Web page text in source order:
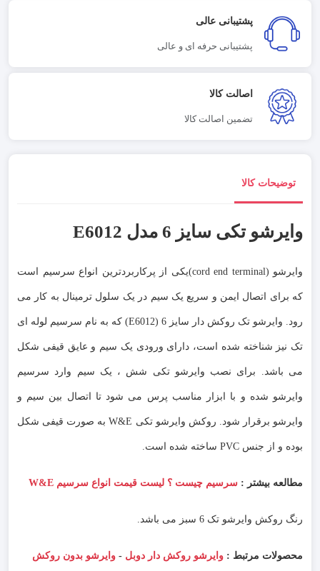
پشتیبانی عالی
پشتیبانی حرفه ای و عالی
اصالت کالا
تضمین اصالت کالا
توضیحات کالا
وایرشو تکی سایز 6 مدل E6012
وایرشو (cord end terminal)یکی از پرکاربردترین انواع سرسیم است
که برای اتصال ایمن و سریع یک سیم در یک سلول ترمینال به کار می
رود. وایرشو تک روکش دار سایز 6 (E6012) که به نام سرسیم لوله ای
تک نیز شناخته شده است، دارای ورودی یک سیم و عایق قیفی شکل
می باشد. برای نصب وایرشو تکی شش ، یک سیم وارد سرسیم
وایرشو شده و با ابزار مناسب پرس می شود تا اتصال بین سیم و
وایرشو برقرار شود. روکش وایرشو تکی W&E به صورت قیفی شکل
بوده و از جنس PVC ساخته شده است.
مطالعه بیشتر : سرسیم چیست ؟ لیست قیمت انواع سرسیم W&E
رنگ روکش وایرشو تک 6 سبز می باشد.
محصولات مرتبط : وایرشو روکش دار دوبل - وایرشو بدون روکش